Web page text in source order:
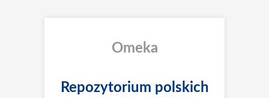
Omeka
Repozytorium polskich